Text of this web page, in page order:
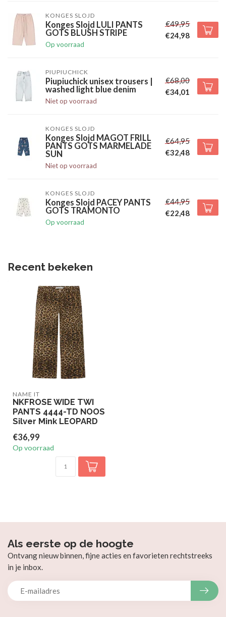
KONGES SLOJD
Konges Slojd LULI PANTS
GOTS BLUSH STRIPE
Op voorraad
€49,95
€24,98
PIUPIUCHICK
Piupiuchick unisex trousers |
washed light blue denim
Niet op voorraad
€68,00
€34,01
KONGES SLOJD
Konges Slojd MAGOT FRILL
PANTS GOTS MARMELADE
SUN
Niet op voorraad
€64,95
€32,48
KONGES SLOJD
Konges Slojd PACEY PANTS
GOTS TRAMONTO
Op voorraad
€44,95
€22,48
Recent bekeken
NAME IT
NKFROSE WIDE TWI
PANTS 4444-TD NOOS
Silver Mink LEOPARD
€36,99
Op voorraad
Als eerste op de hoogte
Ontvang nieuw binnen, fijne acties en favorieten rechtstreeks
in je inbox.